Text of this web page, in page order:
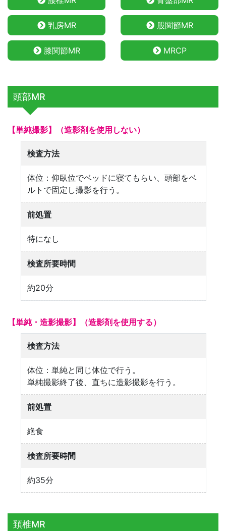
乳房MR 股関節MR
膝関節MR MRCP
頭部MR
【単純撮影】（造影剤を使用しない）
検査方法
体位：仰臥位でベッドに寝てもらい、頭部をベ
ルトで固定し撮影を行う。
前処置
特になし
検査所要時間
約20分
【単純・造影撮影】（造影剤を使用する）
検査方法
体位：単純と同じ体位で行う。
単純撮影終了後、直ちに造影撮影を行う。
前処置
絶食
検査所要時間
約35分
頚椎MR